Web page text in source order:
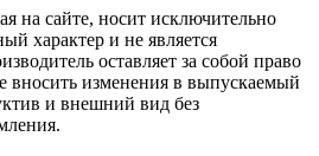
на сайте, носит исключительно
характер и не является
оставляет за собой право
вносить изменения в выпускаемый
и внешний вид без